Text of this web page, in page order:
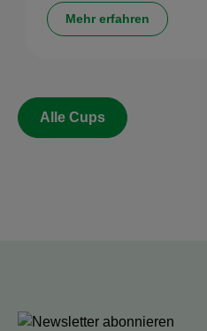
Mehr erfahren
Alle Cups